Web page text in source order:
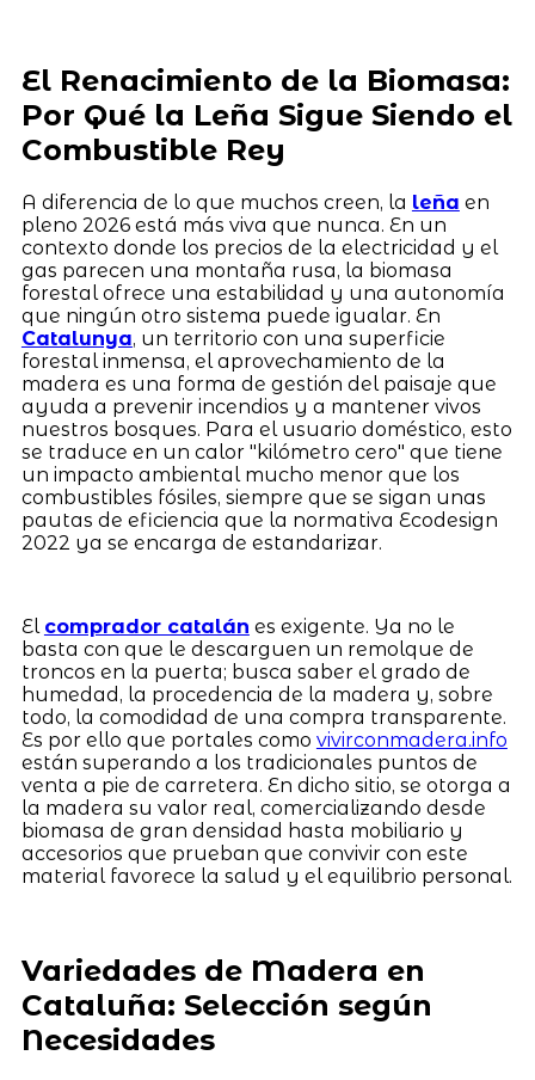
El Renacimiento de la Biomasa:
Por Qué la Leña Sigue Siendo el
Combustible Rey
A diferencia de lo que muchos creen, la leña en
pleno 2026 está más viva que nunca. En un
contexto donde los precios de la electricidad y el
gas parecen una montaña rusa, la biomasa
forestal ofrece una estabilidad y una autonomía
que ningún otro sistema puede igualar. En
Catalunya, un territorio con una superficie
forestal inmensa, el aprovechamiento de la
madera es una forma de gestión del paisaje que
ayuda a prevenir incendios y a mantener vivos
nuestros bosques. Para el usuario doméstico, esto
se traduce en un calor "kilómetro cero" que tiene
un impacto ambiental mucho menor que los
combustibles fósiles, siempre que se sigan unas
pautas de eficiencia que la normativa Ecodesign
2022 ya se encarga de estandarizar.
El comprador catalán es exigente. Ya no le
basta con que le descarguen un remolque de
troncos en la puerta; busca saber el grado de
humedad, la procedencia de la madera y, sobre
todo, la comodidad de una compra transparente.
Es por ello que portales como vivirconmadera.info
están superando a los tradicionales puntos de
venta a pie de carretera. En dicho sitio, se otorga a
la madera su valor real, comercializando desde
biomasa de gran densidad hasta mobiliario y
accesorios que prueban que convivir con este
material favorece la salud y el equilibrio personal.
Variedades de Madera en
Cataluña: Selección según
Necesidades